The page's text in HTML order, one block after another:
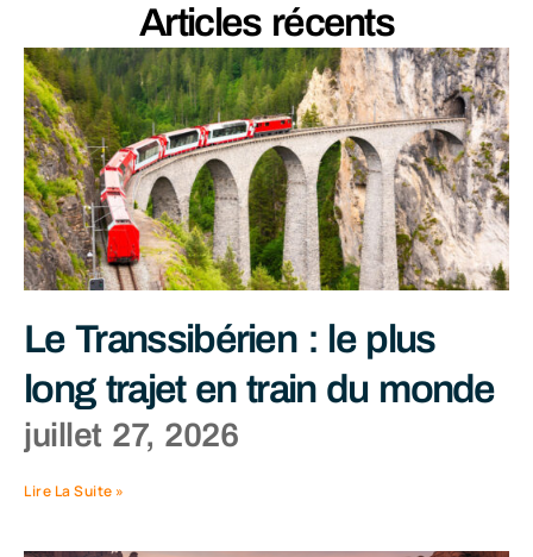
Articles récents
Le Transsibérien : le plus
long trajet en train du monde
juillet 27, 2026
Lire La Suite »